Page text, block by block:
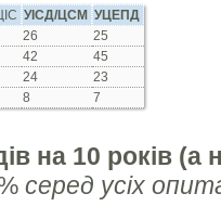
УІСД/ЦСМ
УЦЕПД
26
25
42
45
24
23
8 7
на 10 років (а
серед усіх